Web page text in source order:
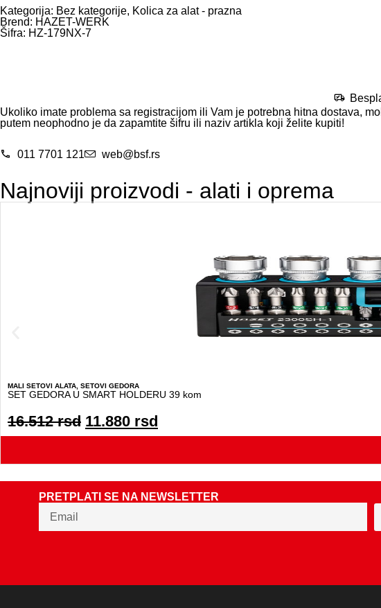
Kategorija: Bez kategorije, Kolica za alat - prazna
Brend: HAZET-WERK
Šifra: HZ-179NX-7
Ukoliko imate problema sa registracijom ili Vam je potrebna hitna dostava,
putem neophodno je da zapamtite šifru ili naziv artikla koji želite kupiti!
011 7701 121 web@bsf.rs
Najnoviji proizvodi - alati i oprema
MALI SETOVI ALATA SETOVI GEDORA
SET GEDORA U SMART HOLDERU 39 kom
16.512rsd 11.880 rsd
PRETPLATI SE NA NEWSLETTER